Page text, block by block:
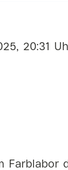
20:31
Farblabor